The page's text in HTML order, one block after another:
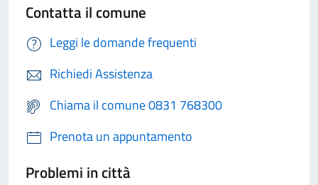
Contatta il comune
Leggi le domande frequenti
Richiedi Assistenza
Chiama il comune 0831 768300
Prenota un appuntamento
Problemi in città